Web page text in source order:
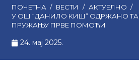
ПОЧЕТНА / ВЕСТИ / АКТУЕЛНО /
У ОШ “ДАНИЛО КИШ” ОДРЖАНО
ПРУЖАЊУ ПРВЕ ПОМОЋИ
24. мај 2025.